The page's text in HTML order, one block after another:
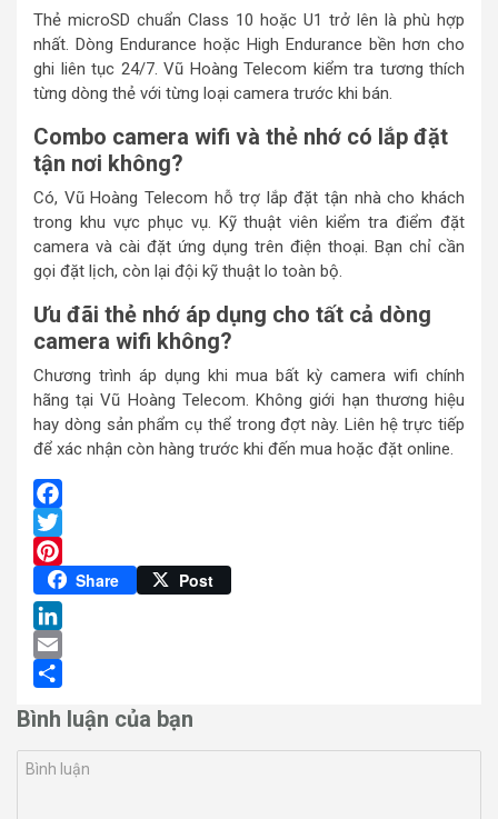
Thẻ microSD chuẩn Class 10 hoặc U1 trở lên là phù hợp
nhất. Dòng Endurance hoặc High Endurance bền hơn cho
ghi liên tục 24/7. Vũ Hoàng Telecom kiểm tra tương thích
từng dòng thẻ với từng loại camera trước khi bán.
Combo camera wifi và thẻ nhớ có lắp đặt
tận nơi không?
Có, Vũ Hoàng Telecom hỗ trợ lắp đặt tận nhà cho khách
trong khu vực phục vụ. Kỹ thuật viên kiểm tra điểm đặt
camera và cài đặt ứng dụng trên điện thoại. Bạn chỉ cần
gọi đặt lịch, còn lại đội kỹ thuật lo toàn bộ.
Ưu đãi thẻ nhớ áp dụng cho tất cả dòng
camera wifi không?
Chương trình áp dụng khi mua bất kỳ camera wifi chính
hãng tại Vũ Hoàng Telecom. Không giới hạn thương hiệu
hay dòng sản phẩm cụ thể trong đợt này. Liên hệ trực tiếp
để xác nhận còn hàng trước khi đến mua hoặc đặt online.
Facebook
Twitter
Pinterest
Share Post
LinkedIn
Email
Bình luận của bạn